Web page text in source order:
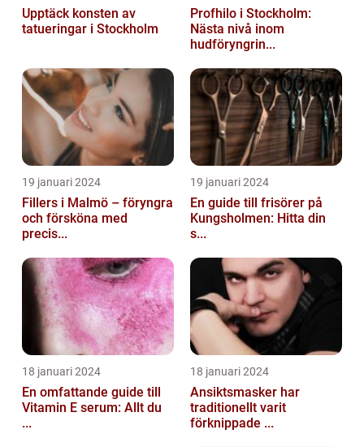
Upptäck konsten av
tatueringar i Stockholm
Profhilo i Stockholm:
Nästa nivå inom
hudföryngrin...
19 januari 2024
Fillers i Malmö – föryngra
och försköna med
precis...
19 januari 2024
En guide till frisörer på
Kungsholmen: Hitta din
s...
18 januari 2024
En omfattande guide till
Vitamin E serum: Allt du
...
18 januari 2024
Ansiktsmasker har
traditionellt varit
förknippade ...